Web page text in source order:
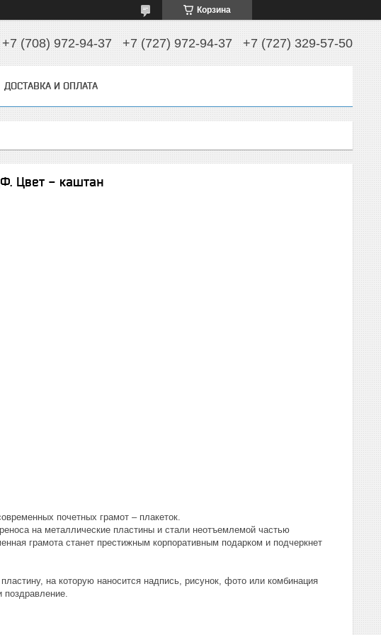
Корзина
+7 (708) 972-94-37 +7 (727) 972-94-37 +7 (727) 329-57-50
ДОСТАВКА И ОПЛАТА
Цвет - каштан
почетных грамот – плакеток.
на металлические пластины и стали неотъемлемой частью
грамота станет престижным корпоративным подарком и подчеркнет
на которую наносится надпись, рисунок, фото или комбинация
поздравление.